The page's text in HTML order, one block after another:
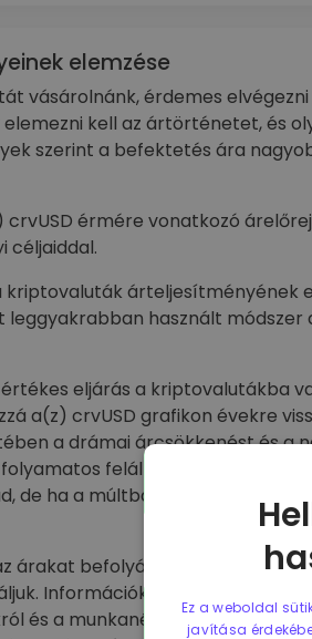
elemzése
vásárolnánk, érdemes
kell az ártörténetet, és
szerint a befektetés ára
érmére vonatkozó
céljaiddal.
árteljesítményének
használt módszer
eljárás a kriptovalutákba
a(z) crvUSD grafikon évekre
a drámai árcsökkenést és a
felállítása követte.
de ha a múltban következetes
árakat befolyásoló gazdasági,
Információkat gyűjtünk a
és a munkanélküliségi rátákról,
Ez a weboldal
javítása